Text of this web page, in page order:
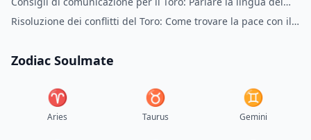
Toro
Risoluzione dei conflitti del Toro: Come trovare la pace con il
Zodiac Soulmate
♈︎
Aries
♉︎
Taurus
♊︎
Gemini